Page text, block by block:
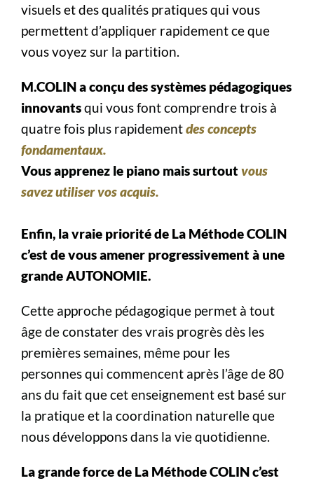
visuels et des qualités pratiques qui vous
permettent d’appliquer rapidement ce que
vous voyez sur la partition.
M.COLIN a conçu des systèmes pédagogiques
innovantsqui vous font comprendre trois à
quatre fois plus rapidementdes concepts
fondamentaux.
Vous apprenez le piano mais surtout vous
savez utiliser vos acquis.
Enfin, la vraie priorité de La Méthode COLIN
c’est de vous amener progressivement à une
grande AUTONOMIE.
Cette approche pédagogique permet à tout
âge de constater des vrais progrès dès les
premières semaines, même pour les
personnes qui commencent après l’âge de 80
ans du fait que cet enseignement est basé sur
la pratique et la coordination naturelle que
nous développons dans la vie quotidienne.
La grande force de La Méthode COLIN c’est